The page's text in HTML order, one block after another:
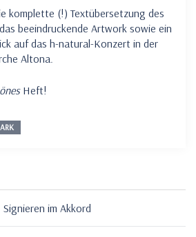
komplette (!) Textübersetzung des
beeindruckende Artwork sowie ein
auf das h-natural-Konzert in der
Altona.
Heft!
Signieren im Akkord